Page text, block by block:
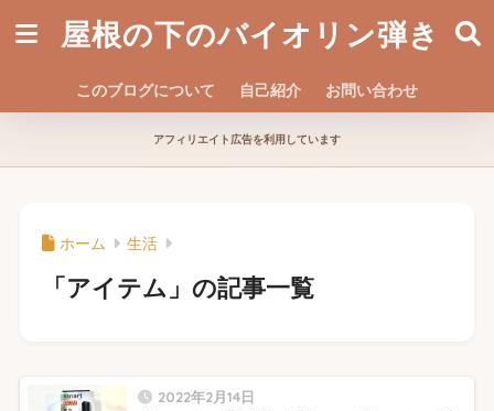
屋根の下のバイオリン弾き
このブログについて 自己紹介 お問い合わせ
アフィリエイト広告を利用しています
ホーム 生活
「アイテム」の記事一覧
2022年2月14日